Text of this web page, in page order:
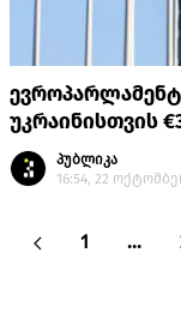
უკრაინისთვის
პუბლიკა
16:54, 22
1 …